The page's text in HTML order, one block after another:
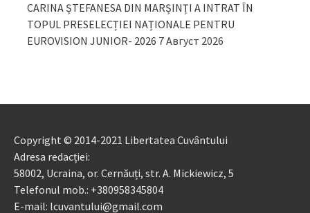
CARINA ȘTEFANESA DIN MARȘINȚI A INTRAT ÎN
TOPUL PRESELECȚIEI NAȚIONALE PENTRU
EUROVISION JUNIOR- 2026 7 Август 2026
Copyright © 2014-2021 Libertatea Cuvântului
Adresa redacției:
58002, Ucraina, or. Cernăuți, str. A. Mickiewicz, 5
Telefonul mob.: +380958345804
E-mail: lcuvantului@gmail.com